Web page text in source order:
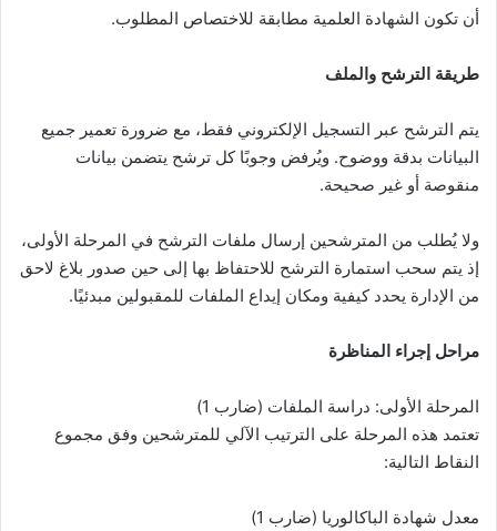
أن تكون الشهادة العلمية مطابقة للاختصاص المطلوب.
طريقة الترشح والملف
يتم الترشح عبر التسجيل الإلكتروني فقط، مع ضرورة تعمير جميع
البيانات بدقة ووضوح. ويُرفض وجوبًا كل ترشح يتضمن بيانات
منقوصة أو غير صحيحة.
ولا يُطلب من المترشحين إرسال ملفات الترشح في المرحلة الأولى،
إذ يتم سحب استمارة الترشح للاحتفاظ بها إلى حين صدور بلاغ لاحق
من الإدارة يحدد كيفية ومكان إيداع الملفات للمقبولين مبدئيًا.
مراحل إجراء المناظرة
المرحلة الأولى: دراسة الملفات (ضارب 1)
تعتمد هذه المرحلة على الترتيب الآلي للمترشحين وفق مجموع
النقاط التالية:
معدل شهادة الباكالوريا (ضارب 1)